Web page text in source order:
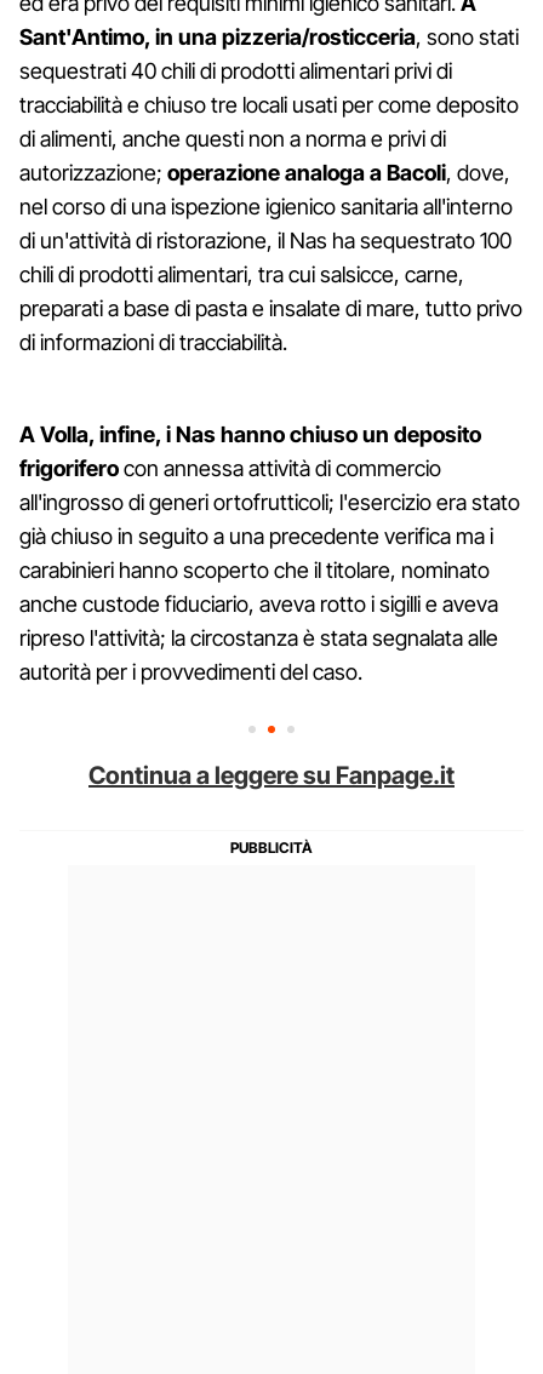
Sant'Antimo, in una pizzeria/rosticceria, sono stati
sequestrati 40 chili di prodotti alimentari privi di
tracciabilità e chiuso tre locali usati per come deposito
di alimenti, anche questi non a norma e privi di
autorizzazione; operazione analoga a Bacoli, dove,
nel corso di una ispezione igienico sanitaria all'interno
di un'attività di ristorazione, il Nas ha sequestrato 100
chili di prodotti alimentari, tra cui salsicce, carne,
preparati a base di pasta e insalate di mare, tutto privo
di informazioni di tracciabilità.
A Volla, infine, i Nas hanno chiuso un deposito
frigoriferocon annessa attività di commercio
all'ingrosso di generi ortofrutticoli; l'esercizio era stato
già chiuso in seguito a una precedente verifica ma i
carabinieri hanno scoperto che il titolare, nominato
anche custode fiduciario, aveva rotto i sigilli e aveva
ripreso l'attività; la circostanza è stata segnalata alle
autorità per i provvedimenti del caso.
Continua a leggere su Fanpage.it